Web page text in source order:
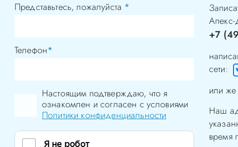
Представьтесь, пожалуйста *
Телефон*
Настоящим подтверждаю, что я
ознакомлен и согласен с условиями
Политики конфиденциальности
+7
сети:
или же
Наш
время